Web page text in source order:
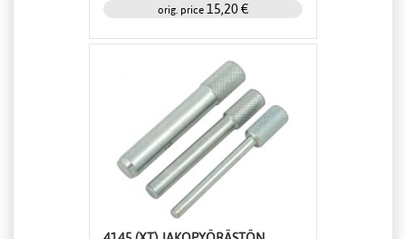
orig. price 15,20 €